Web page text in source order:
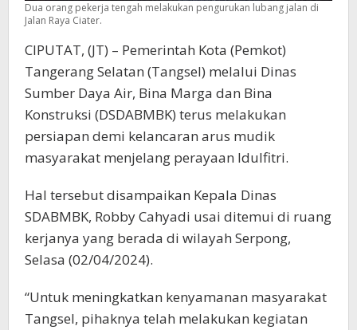
Dua orang pekerja tengah melakukan pengurukan lubang jalan di
Jalan Raya Ciater.
CIPUTAT, (JT) – Pemerintah Kota (Pemkot)
Tangerang Selatan (Tangsel) melalui Dinas
Sumber Daya Air, Bina Marga dan Bina
Konstruksi (DSDABMBK) terus melakukan
persiapan demi kelancaran arus mudik
masyarakat menjelang perayaan Idulfitri.
Hal tersebut disampaikan Kepala Dinas
SDABMBK, Robby Cahyadi usai ditemui di ruang
kerjanya yang berada di wilayah Serpong,
Selasa (02/04/2024).
“Untuk meningkatkan kenyamanan masyarakat
Tangsel, pihaknya telah melakukan kegiatan